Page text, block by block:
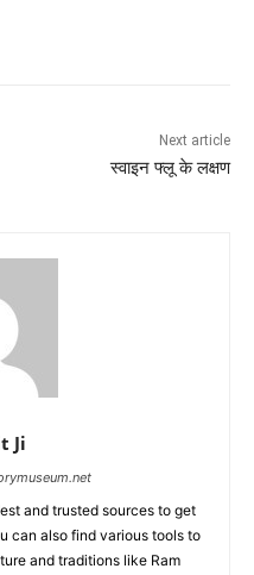
Next article
स्वाइन फ्लू के लक्षण
Ji
and trusted sources to get
can also find various tools to
and traditions like Ram